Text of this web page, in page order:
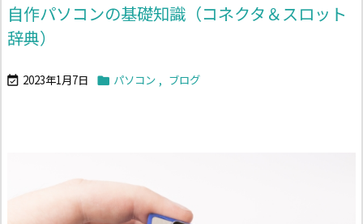
自作パソコンの基礎知識（コネクタ＆スロット
辞典）
 2023年1月7日  パソコン , ブログ